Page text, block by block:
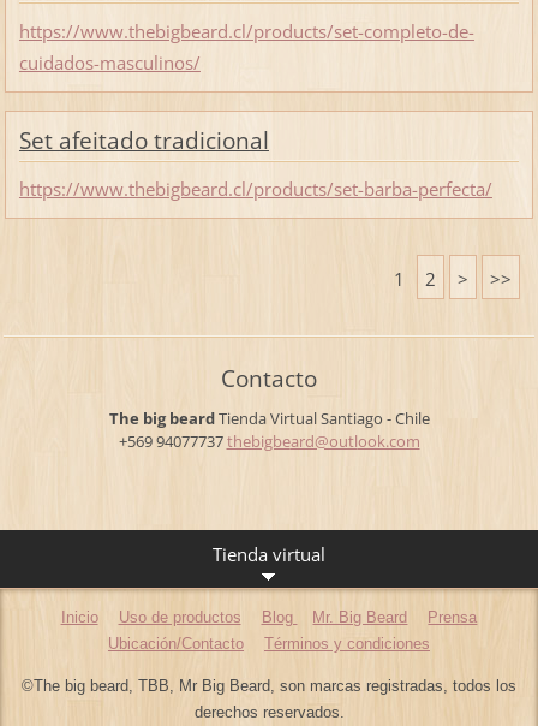
https://www.thebigbeard.cl/products/set-completo-de-
cuidados-masculinos/
Set afeitado tradicional
https://www.thebigbeard.cl/products/set-barba-perfecta/
1 2 > >>
Contacto
The big beardTienda VirtualSantiago - Chile
+569 94077737thebigbeard@outlook.com
Tienda virtual
Inicio Uso de productos Blog Mr. Big Beard
Prensa
Ubicación/Contacto
Términos y condiciones
©The big beard, TBB, Mr Big Beard, son marcas registradas, todos los
derechos reservados.